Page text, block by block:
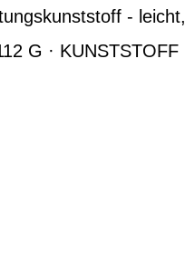
- leicht,
G · KUNSTSTOFF